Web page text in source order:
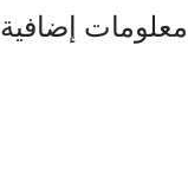
معلومات إضافية